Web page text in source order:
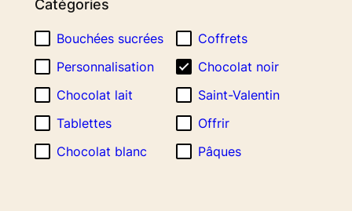
prix
Catégories
Bouchées sucrées
Coffrets
Personnalisation
Chocolat noir
Chocolat lait
Saint-Valentin
Tablettes
Offrir
Chocolat blanc
Pâques